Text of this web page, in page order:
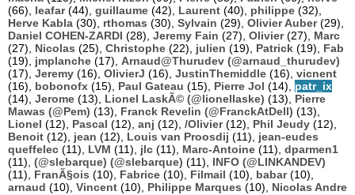
(66), leafar(44), guillaume (42), Laurent (40), philippe (32),
Herve Kabla (30), rthomas (30), Sylvain (29), Olivier Auber(29),
Daniel COHEN-ZARDI (28), Jeremy Fain (27), Olivier(27), Marc
(27), Nicolas (25), Christophe (22), julien (19), Patrick (19), Fab
(19), jmplanche (17), Arnaud@Thurudev (@arnaud_thurudev)
(17), Jeremy (16), OlivierJ (16), JustinThemiddle (16), vicnent
(16), bobonofx (15), Paul Gateau (15), Pierre Jol (14), patr_ix
(14), Jerome (13), Lionel LaskÃ© (@lionellaske) (13), Pierre
Mawas (@Pem) (13), Franck Revelin (@FranckAtDell) (13),
Lionel (12), Pascal (12), anj (12), /Olivier(12), Phil Jeudy (12),
Benoit (12), jean (12), Louis van Proosdij (11), jean-eudes
queffelec (11), LVM (11), jlc (11), Marc-Antoine (11), dparmen1
(11), (@slebarque) (@slebarque) (11), INFO (@LINKANDEV)
(11), FranÃ§ois (10), Fabrice (10), Filmail (10), babar(10),
arnaud (10), Vincent (10), Philippe Marques (10), Nicolas Andre